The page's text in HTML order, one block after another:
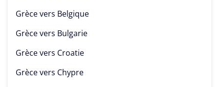
Grèce vers Belgique
Grèce vers Bulgarie
Grèce vers Croatie
Grèce vers Chypre